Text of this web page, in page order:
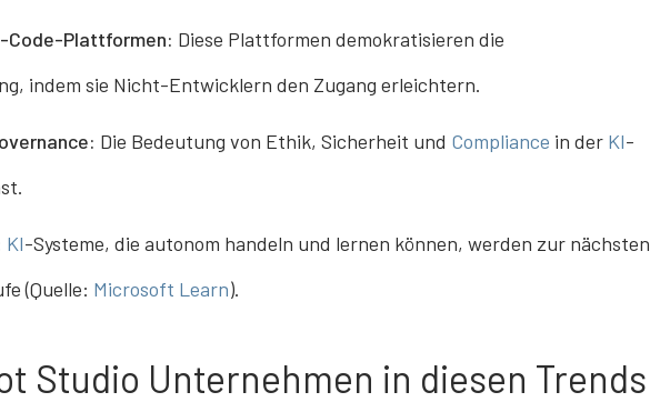
Code-Plattformen: Diese Plattformen demokratisieren die
indem sie Nicht-Entwicklern den Zugang erleichtern.
Die Bedeutung von Ethik, Sicherheit und Compliance in der KI-
KI-Systeme, die autonom handeln und lernen können, werden zur nächsten
(Quelle: Microsoft Learn).
Studio Unternehmen in diesen Trends